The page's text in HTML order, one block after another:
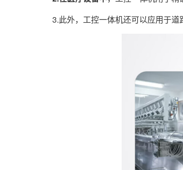
3.此外，工控一体机还可以应用于道